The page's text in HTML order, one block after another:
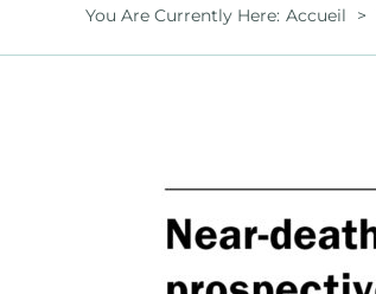
You Are Currently Here: Accueil >